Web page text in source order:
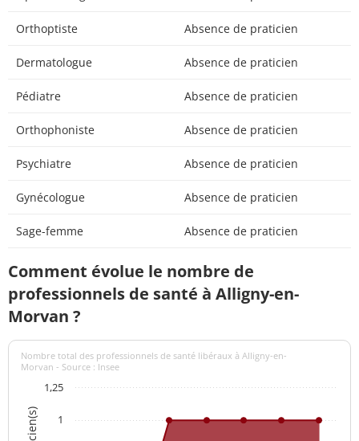
Orthoptiste Absence de praticien
Dermatologue Absence de praticien
Pédiatre Absence de praticien
Orthophoniste Absence de praticien
Psychiatre Absence de praticien
Gynécologue Absence de praticien
Sage-femme Absence de praticien
Comment évolue le nombre de
professionnels de santé à Alligny-en-
Morvan ?
Nombre total des professionnels de santé libéraux à Alligny-en-
Morvan - Source : Insee
1
1,25